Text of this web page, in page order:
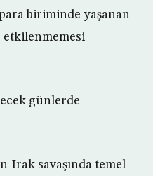
biriminde yaşanan
etkilenmemesi
günlerde
Irak savaşında temel